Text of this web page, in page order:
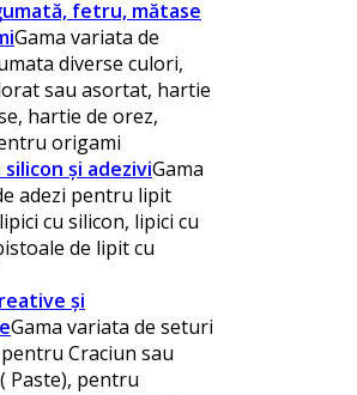
fetru, mătase
Gama variata de
diverse culori,
sau asortat, hartie
hartie de orez,
origami
și adeziviGama
adezi pentru lipit
cu silicon, lipici cu
de lipit cu
și
Gama variata de seturi
Craciun sau
Paste), pentru